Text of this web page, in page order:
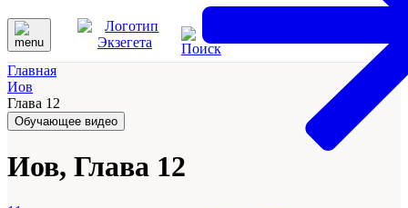
Главная
Иов
Глава 12
Обучающее видео
Иов, Глава 12